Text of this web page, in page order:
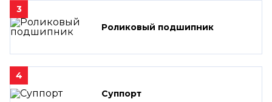
3
Роликовый подшипник
4
Суппорт